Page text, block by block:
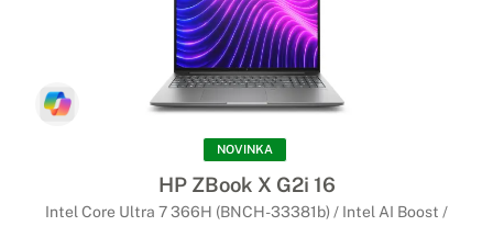
NOVINKA
HP ZBook X G2i 16
Intel Core Ultra 7 366H (BNCH-33381b) / Intel AI Boost /